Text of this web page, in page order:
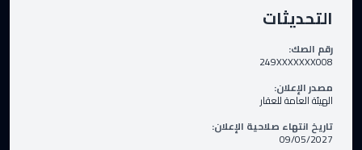
التحديثات
رقم الصك:
249XXXXXXX008
مصدر الإعلان:
الهيئة العامة للعقار
تاريخ انتهاء صلاحية الإعلان:
09/05/2027